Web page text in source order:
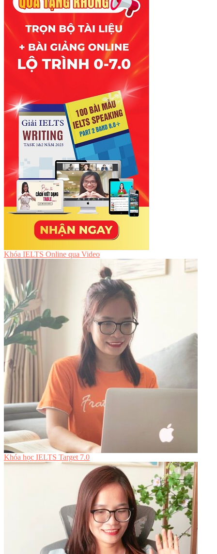
Khóa IELTS Online qua Video
Khóa học IELTS Target 7.0